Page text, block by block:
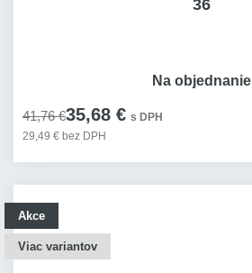
36
41,76 €35,68 € s DPH
29,49 € bez DPH
Na objednanie
Akce
Viac variantov